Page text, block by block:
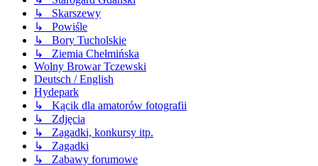
↳ Skarszewy
↳ Powiśle
↳ Bory Tucholskie
↳ Ziemia Chełmińska
Wolny Browar Tczewski
Deutsch / English
Hydepark
↳ Kącik dla amatorów fotografii
↳ Zdjęcia
↳ Zagadki, konkursy itp.
↳ Zagadki
↳ Zabawy forumowe